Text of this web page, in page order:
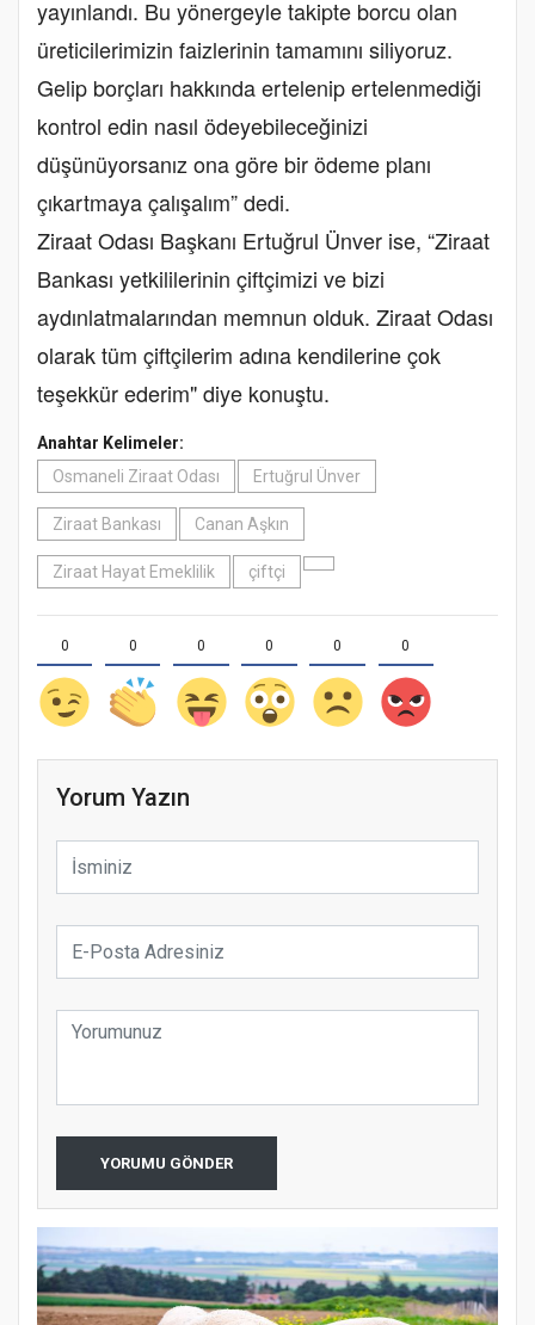
yayınlandı. Bu yönergeyle takipte borcu olan
üreticilerimizin faizlerinin tamamını siliyoruz.
Gelip borçları hakkında ertelenip ertelenmediği
kontrol edin nasıl ödeyebileceğinizi
düşünüyorsanız ona göre bir ödeme planı
çıkartmaya çalışalım” dedi.
Ziraat Odası Başkanı Ertuğrul Ünver ise, “Ziraat
Bankası yetkililerinin çiftçimizi ve bizi
aydınlatmalarından memnun olduk. Ziraat Odası
olarak tüm çiftçilerim adına kendilerine çok
teşekkür ederim" diye konuştu.
Anahtar Kelimeler:
Osmaneli Ziraat Odası
Ertuğrul Ünver
Ziraat Bankası Canan Aşkın
Ziraat Hayat Emeklilik çiftçi
0 0 0 0 0 0
Yorum Yazın
YORUMU GÖNDER